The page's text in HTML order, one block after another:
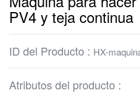
PV4 y teja continua
ID del Producto : HX-
Atributos del producto :